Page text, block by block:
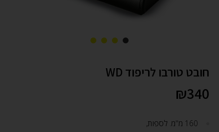
חובט טורבו לריפוד WD
₪340
160 מ"מ. לספות,